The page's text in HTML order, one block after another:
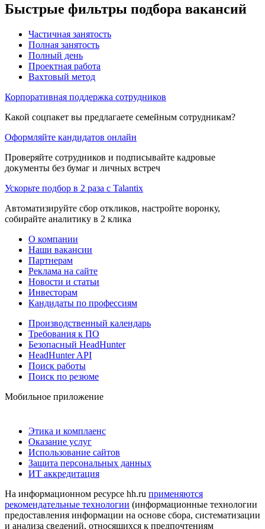
Быстрые фильтры подбора вакансий
Частичная занятость
Полная занятость
Полный день
Проектная работа
Вахтовый метод
Корпоративная поддержка сотрудников
Какой соцпакет вы предлагаете семейным сотрудникам?
Оформляйте кандидатов онлайн
Проверяйте сотрудников и подписывайте кадровые
документы без бумаг и личных встреч
Ускорьте подбор в 2 раза с Talantix
Автоматизируйте сбор откликов, настройте воронку,
собирайте аналитику в 2 клика
О компании
Наши вакансии
Партнерам
Реклама на сайте
Новости и статьи
Инвесторам
Кандидаты по профессиям
Производственный календарь
Требования к ПО
Безопасный HeadHunter
HeadHunter API
Поиск работы
Поиск по резюме
Мобильное приложение
Этика и комплаенс
Оказание услуг
Использование сайтов
Защита персональных данных
ИТ аккредитация
На информационном ресурсе hh.ru применяются
рекомендательные технологии (информационные технологии
предоставления информации на основе сбора, систематизации
и анализа сведений, относящихся к предпочтениям